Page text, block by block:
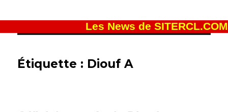
Les News de SITERCL.COM
Étiquette : Diouf A